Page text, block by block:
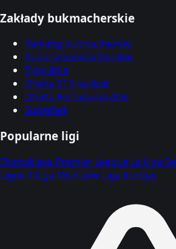
Zakłady bukmacherskie
Ranking bukmacherów
Kupony bukmacherskie
Typy dnia
Oferta STS na dziś
Oferta Fortuna na dziś
Superbet
Popularne ligi
Ekstraklasa Premier League La Liga
Ligue 1 Liga Mistrzów Liga Europy